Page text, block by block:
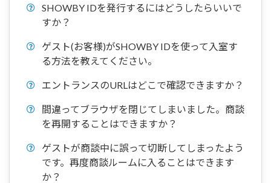
SHOWBY IDを発行するにはどうしたらいいで
すか？
ゲスト(お客様)がSHOWBY IDを使って入室す
る方法を教えてください。
エントランスのURLはどこで確認できますか？
間違ってブラウザを閉じてしまいました。商談
を再開することはできますか？
ゲストが商談中に誤って切断してしまったよう
です。再度商談ルームに入ることはできます
か？